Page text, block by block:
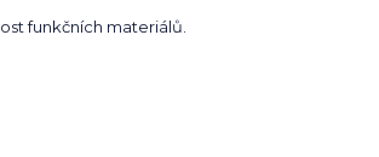
funkčních materiálů.